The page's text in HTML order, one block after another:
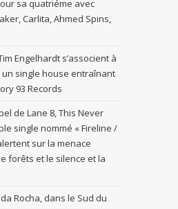
sa quatriéme avec
Carlita, Ahmed Spins,
Engelhardt s’associent à
single house entraînant
93 Records
de Lane 8, This Never
single nommé « Fireline /
sur la menace
forêts et le silence et la
Rocha, dans le Sud du